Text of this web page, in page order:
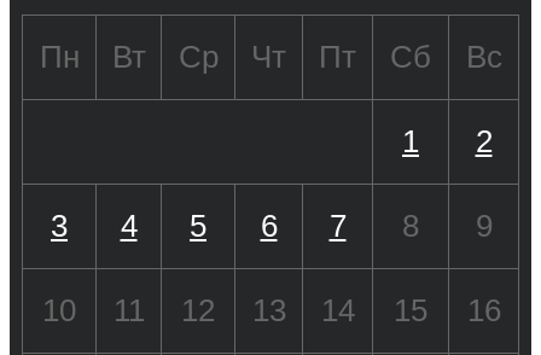
Пн Вт Ср Чт Пт Сб Вс
1 2
3 4 5 6 7 8 9
10 11 12 13 14 15 16